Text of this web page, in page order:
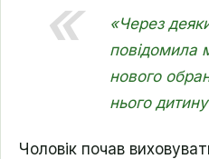
«Через
повідомила
нового
нього
Чоловік почав